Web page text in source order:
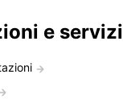
e servizi